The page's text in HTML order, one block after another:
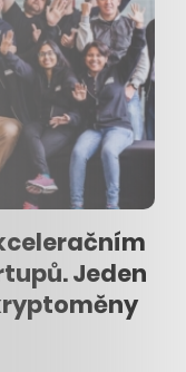
Jeden